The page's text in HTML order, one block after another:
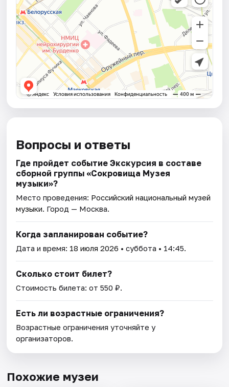
Вопросы и ответы
Где пройдет событие Экскурсия в составе
сборной группы «Сокровища Музея
музыки»?
Место проведения: Российский национальный музей
музыки. Город — Москва.
Когда запланирован событие?
Дата и время: 18 июля 2026 • суббота • 14:45.
Сколько стоит билет?
Стоимость билета: от 550 ₽.
Есть ли возрастные ограничения?
Возрастные ограничения уточняйте у
организаторов.
Похожие музеи